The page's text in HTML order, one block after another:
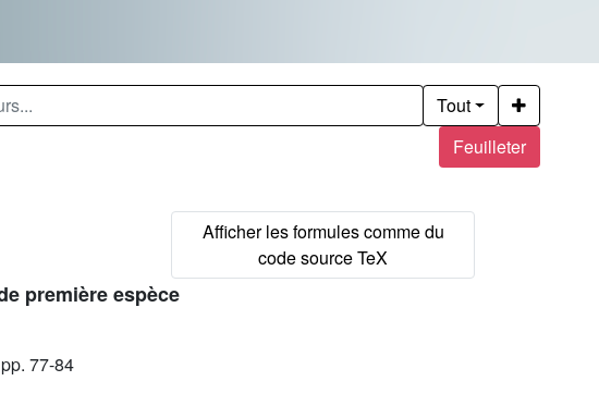
Feuilleter
Tout
première espèce
77-84